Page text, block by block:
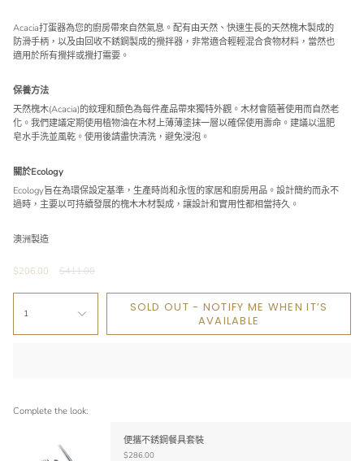
Acacia打蛋器為您的廚房帶來自然氣息。配有由天然、快速生長的天然槐木製成的
防滑手柄，以及由回收不銹鋼製成的攪拌器，非常適合輕輕混合食物材料，當然也
適用於所有攪拌或攪打需要。
保養方法
天然槐木(Acacia)的紋理和顏色為每件產品帶來獨特外觀。木材會隨著使用而自然老
化。我們建議定期使用植物油在木材上薄薄塗抹一層以確保使用壽命。建議以溫肥
皂水手洗並風乾。使用後請盡快清洗，避免浸泡。
關於Ecology
Ecology旨在為環保設定基準，生產時尚和永恆的家居和廚房用品。設計簡約而永不
過時，主要以可持續發展的槐木木材製成，讓設計和實用性都相當持久。
澳洲製造
$206.00
Regular
$411.00
1
SOLD OUT - NOTIFY ME WHEN IT’S
AVAILABLE
Complete the look:
便攜不銹鋼餐具套裝
$286.00